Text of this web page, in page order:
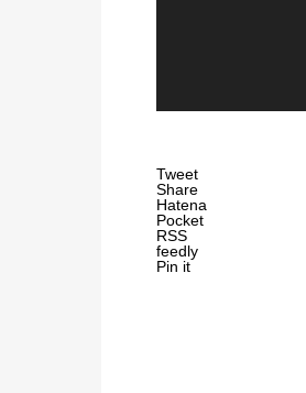
Tweet
Share
Hatena
Pocket
RSS
feedly
Pin it